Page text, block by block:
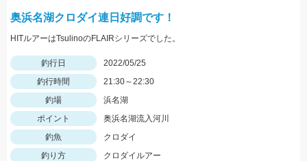
奥浜名湖クロダイ連日好調です！
HITルアーはTsulinoのFLAIRシリーズでした。
釣行日
2022/05/25
釣行時間
21:30～22:30
釣場
浜名湖
ポイント
奥浜名湖流入河川
釣魚
クロダイ
釣り方
クロダイルアー